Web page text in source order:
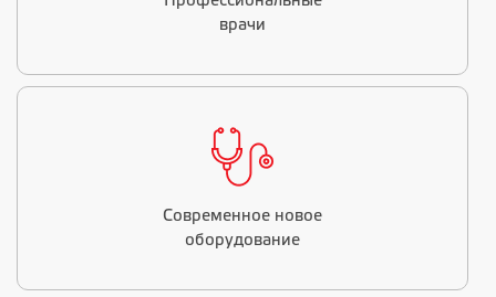
врачи
Современное новое
оборудование